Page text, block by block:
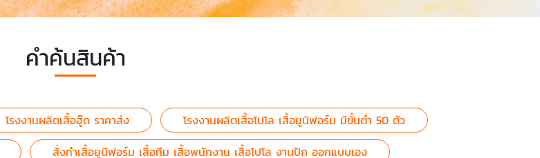
คำค้นสินค้า
โรงงานผลิตเสื้อฮู๊ด ราคาส่ง
โรงงานผลิตเสื้อโปโล เสื้อยูนิฟอร์ม มีขั้นต่ำ 50 ตัว
สั่งทำเสื้อยูนิฟอร์ม เสื้อทีม เสื้อพนักงาน เสื้อโปโล งานปัก ออกแบบเอง